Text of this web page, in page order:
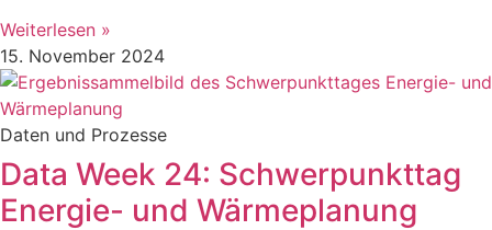
Weiterlesen »
15. November 2024
Daten und Prozesse
Data Week 24: Schwerpunkttag
Energie- und Wärmeplanung